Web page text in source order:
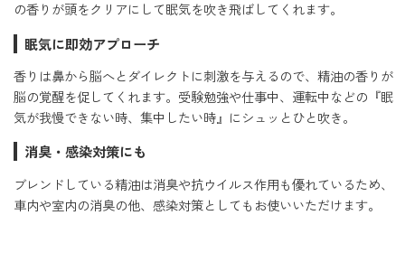
ストレケアアロマ
リラックスタイム
エッセンシャルミスト
の香りが頭をクリアにして眠気を吹き飛ばしてくれます。
眠気に即効アプローチ
香りは鼻から脳へとダイレクトに刺激を与えるので、精油の香りが
脳の覚醒を促してくれます。受験勉強や仕事中、運転中などの『眠
気が我慢できない時、集中したい時』にシュッとひと吹き。
消臭・感染対策にも
ブレンドしている精油は消臭や抗ウイルス作用も優れているため、
車内や室内の消臭の他、感染対策としてもお使いいただけます。